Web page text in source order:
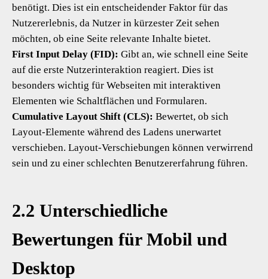
benötigt. Dies ist ein entscheidender Faktor für das
Nutzererlebnis, da Nutzer in kürzester Zeit sehen
möchten, ob eine Seite relevante Inhalte bietet.
First Input Delay (FID): Gibt an, wie schnell eine Seite
auf die erste Nutzerinteraktion reagiert. Dies ist
besonders wichtig für Webseiten mit interaktiven
Elementen wie Schaltflächen und Formularen.
Cumulative Layout Shift (CLS): Bewertet, ob sich
Layout-Elemente während des Ladens unerwartet
verschieben. Layout-Verschiebungen können verwirrend
sein und zu einer schlechten Benutzererfahrung führen.
2.2 Unterschiedliche
Bewertungen für Mobil und
Desktop